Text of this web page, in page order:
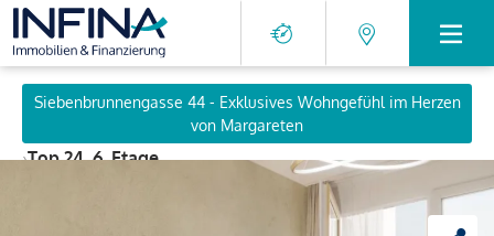
Siebenbrunnengasse 44 - Exklusives Wohngefühl im Herzen
von Margareten
›Top 24, 6. Etage